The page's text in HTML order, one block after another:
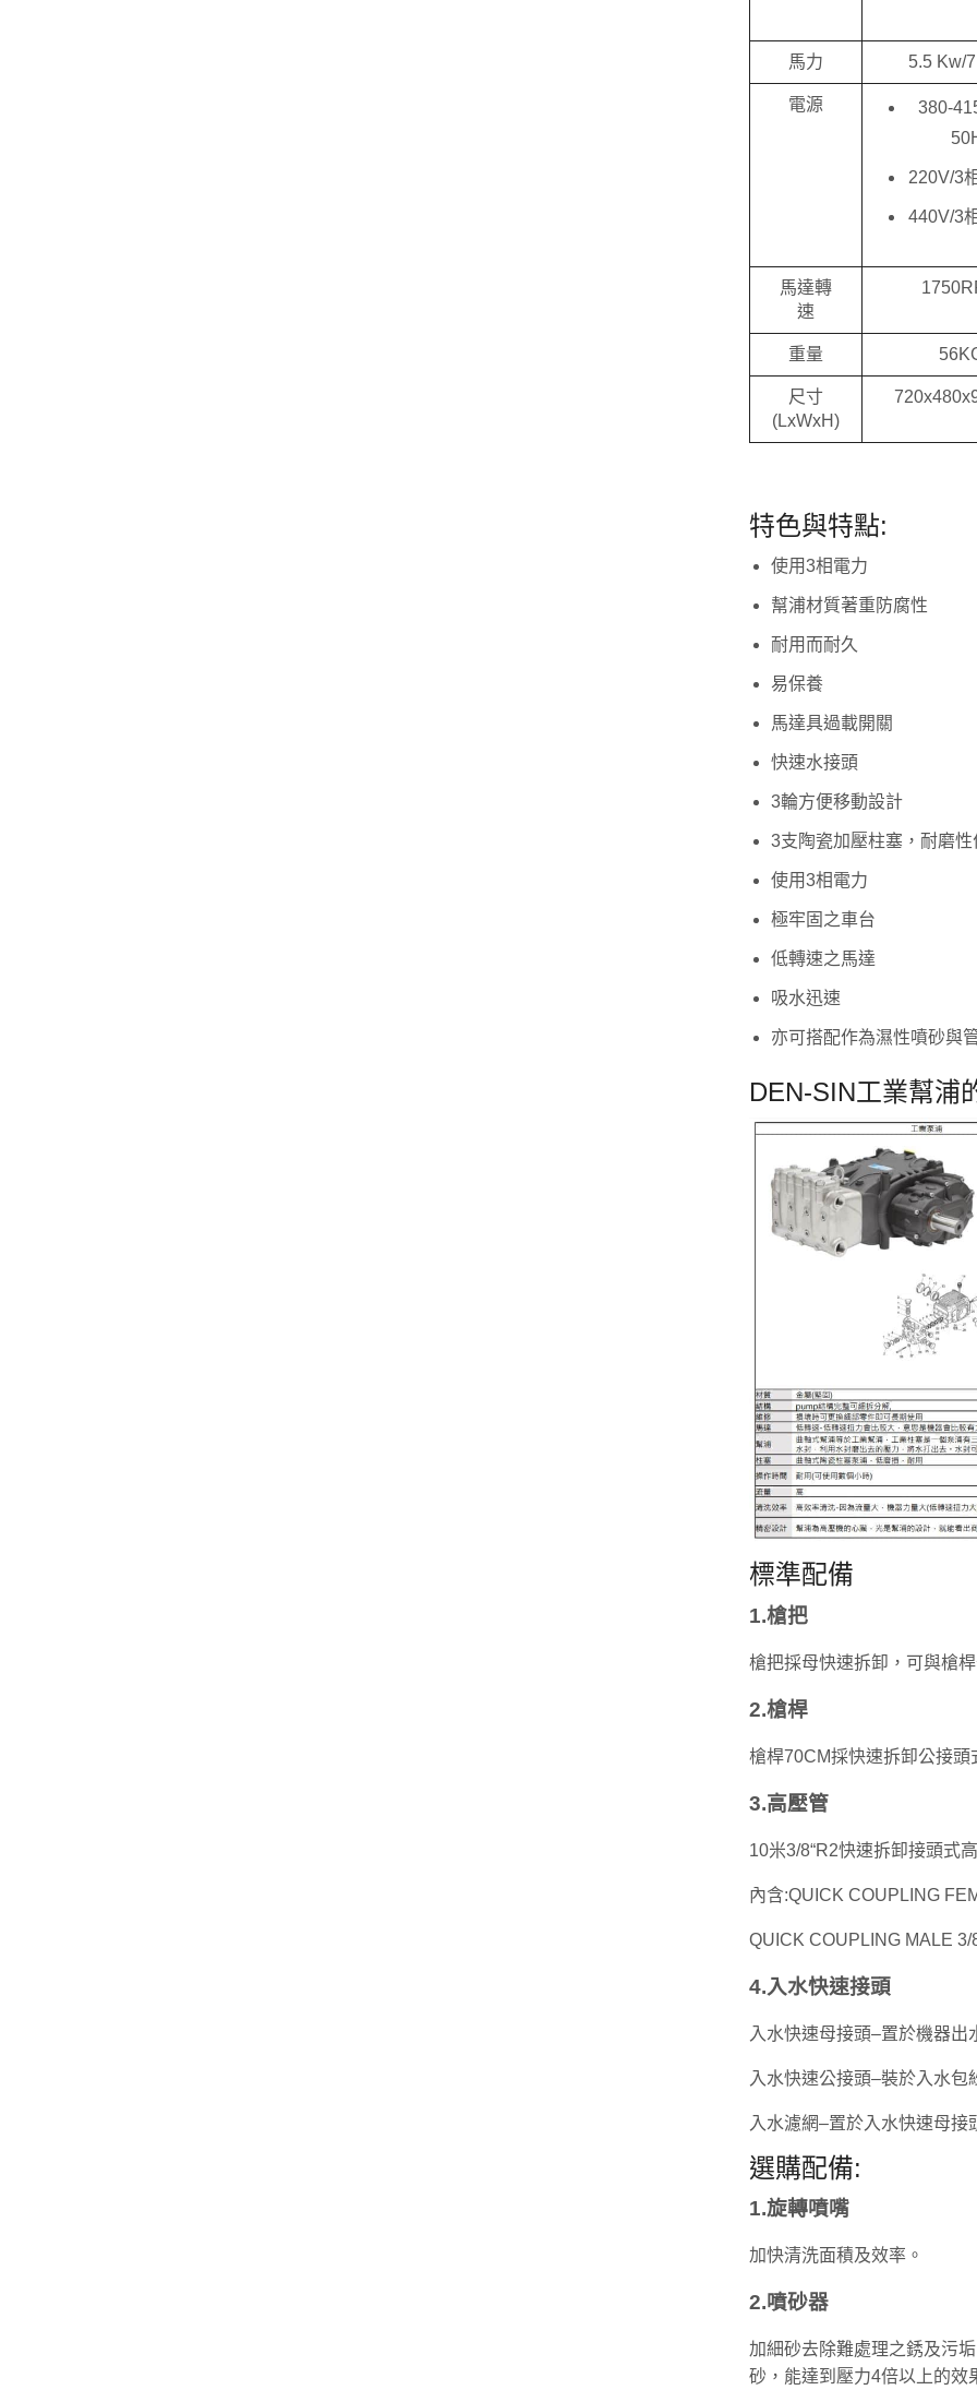
馬力 5.5 Kw/
電源
380-
220V/3
440V/3
馬達轉
速
重量
尺寸
(LxWxH)
特色與特點:
使用3相電力
幫浦材質著重防腐性
耐用而耐久
易保養
馬達具過載開關
快速水接頭
3輪方便移動設計
3支陶瓷加壓柱塞，耐磨性
使用3相電力
極牢固之車台
低轉速之馬達
吸水迅速
亦可搭配作為濕性噴砂與
DEN-SIN工業幫浦
標準配備
1.槍把
槍把採母快速拆卸，可與槍
2.槍桿
槍桿70CM採快速拆卸公接
3.高壓管
10米3/8“R2快速拆卸接頭式
內含:QUICK COUPLING
QUICK COUPLING MALE
4.入水快速接頭
入水快速母接頭–置於機器出
入水快速公接頭–裝於入水包
入水濾網–置於入水快速母接
選購配備:
1.旋轉噴嘴
加快清洗面積及效率。
2.噴砂器
加細砂去除難處理之銹及污
砂，能達到壓力4倍以上的效